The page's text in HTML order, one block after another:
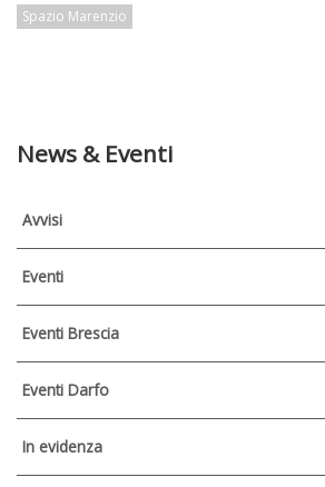
Spazio Marenzio
News & Eventi
Avvisi
Eventi
Eventi Brescia
Eventi Darfo
In evidenza